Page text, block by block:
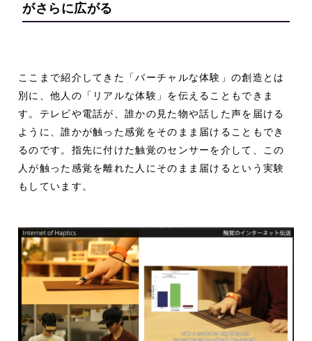
がさらに広がる
ここまで紹介してきた「バーチャルな体験」の創造とは
別に、他人の「リアルな体験」を伝えることもできま
す。テレビや電話が、誰かの見た物や話した声を届ける
ように、誰かが触った感覚をそのまま届けることもでき
るのです。指先に付けた触覚のセンサーを介して、この
人が触った感覚を離れた人にそのまま届けるという実験
もしています。